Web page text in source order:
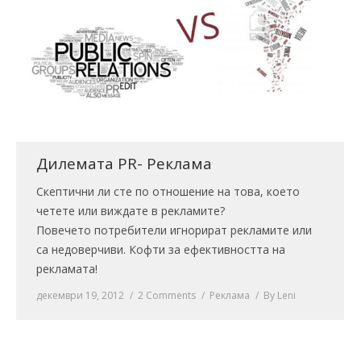
Дилемата PR- Реклама
Скептични ли сте по отношение на това, което
четете или виждате в рекламите?
Повечето потребители игнорират рекламите или
са недоверчиви. Кофти за ефективността на
рекламата!
декември 19, 2012 2 Comments Реклама By Leni